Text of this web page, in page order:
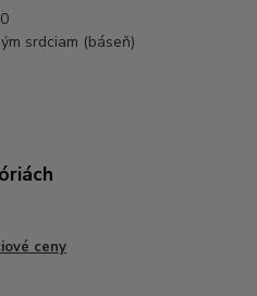
srdciam (báseň)
ceny